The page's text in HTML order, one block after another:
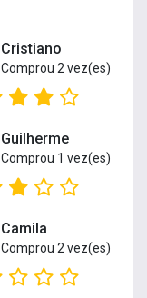
Cristiano
Comprou 2 vez(es)
Guilherme
Comprou 1 vez(es)
Camila
Comprou 2 vez(es)